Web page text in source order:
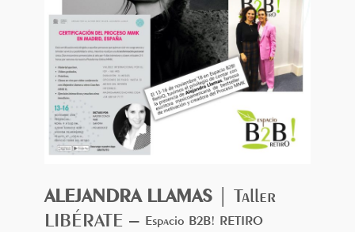
ALEJANDRA LLAMAS | Taller
LIBÉRATE – Espacio B2B! RETIRO